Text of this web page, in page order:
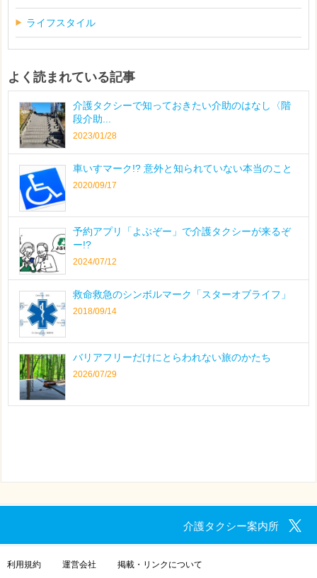
ライフスタイル
よく読まれている記事
介護タクシーで知っておきたい介助のはなし〈階
段介助...
2023/01/28
車いすマーク!? 意外と知られていない本当のこと
2020/09/17
予約アプリ「よぶぞー」で介護タクシーが来るぞ
ー!?
2024/07/12
救命救急のシンボルマーク「スターオブライフ」
2018/09/14
バリアフリーだけにとらわれない旅のかたち
2026/07/29
介護タクシー案内所
利用規約 運営会社 掲載・リンクについて